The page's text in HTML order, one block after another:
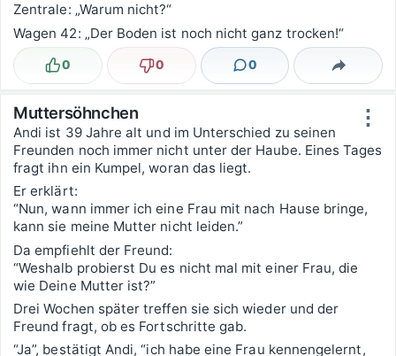
Zentrale: „Warum nicht?“
Wagen 42: „Der Boden ist noch nicht ganz trocken!“
Lustig
0 Nicht lustig
0 0
Kommentare Teilen
⋮
Muttersöhnchen
Andi ist 39 Jahre alt und im Unterschied zu seinen
Freunden noch immer nicht unter der Haube. Eines Tages
fragt ihn ein Kumpel, woran das liegt.
Er erklärt:
“Nun, wann immer ich eine Frau mit nach Hause bringe,
kann sie meine Mutter nicht leiden.”
Da empfiehlt der Freund:
“Weshalb probierst Du es nicht mal mit einer Frau, die
wie Deine Mutter ist?”
Drei Wochen später treffen sie sich wieder und der
Freund fragt, ob es Fortschritte gab.
“Ja”, bestätigt Andi, “ich habe eine Frau kennengelernt,